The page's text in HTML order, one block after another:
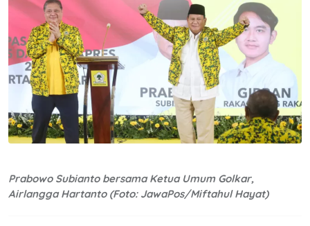
Prabowo Subianto bersama Ketua Umum Golkar,
Airlangga Hartanto (Foto: JawaPos/Miftahul Hayat)